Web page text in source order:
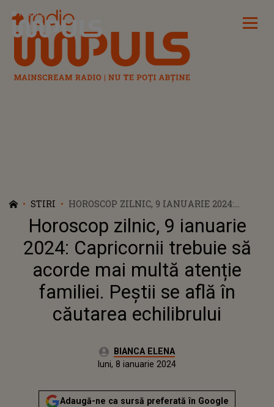
Radio Impuls
STIRI
HOROSCOP ZILNIC, 9 IANUARIE 2024:
CAPRICORNII TREBUIE SĂ ACORDE MAI
MULTĂ ATENȚIE FAMILIEI. PEȘTII SE AFLĂ
ÎN CĂUTAREA ECHILIBRULUI
Horoscop zilnic, 9 ianuarie
2024: Capricornii trebuie să
acorde mai multă atenție
familiei. Peștii se află în
căutarea echilibrului
Autor:BIANCA ELENA
Publicat:
luni, 8 ianuarie 2024
Adaugă-ne ca sursă preferată în Google